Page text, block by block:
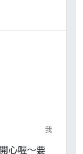
我
心喔～要